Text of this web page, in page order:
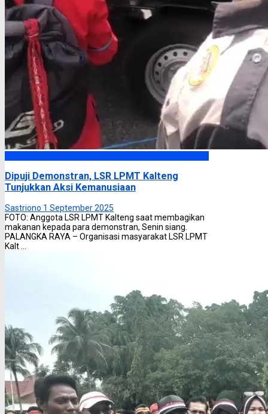
Dipuji Demonstran, LSR LPMT Kalteng
Tunjukkan Aksi Kemanusiaan
Sastriono 1 September 2025
FOTO: Anggota LSR LPMT Kalteng saat membagikan
makanan kepada para demonstran, Senin siang.
PALANGKA RAYA – Organisasi masyarakat LSR LPMT
Kalt ...